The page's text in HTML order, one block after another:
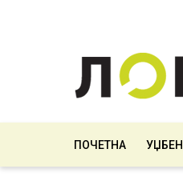
ПОЧЕТНА